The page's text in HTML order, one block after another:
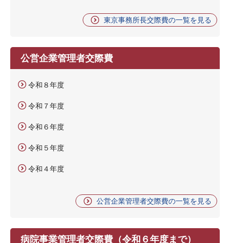
東京事務所長交際費の一覧を見る
公営企業管理者交際費
令和８年度
令和７年度
令和６年度
令和５年度
令和４年度
公営企業管理者交際費の一覧を見る
病院事業管理者交際費（令和６年度まで）